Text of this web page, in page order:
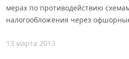
мерах по противодействию
налогообложения через
13 марта 2013